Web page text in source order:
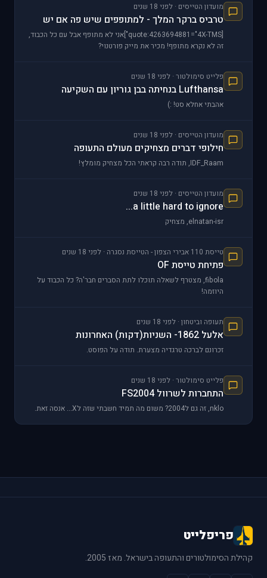
מועדון הטייסים · לפני 18 שנים
טרביס ברקר המלך - למתופפים שיש פה אם יש
[quote:4263694881="4X-TMS"]אני לא מתופף אבל עם כל הכבוד,
זה לא נקרא מתופף! מכיר את מייק פורטנוי?
פלייט סימולטור · לפני 18 שנים
Lufthansa בנחיתה בבן גוריון עם השקיעה
אהבתי אחלא סט! :)
מועדון הטייסים · לפני 18 שנים
חילופי דברים מצחיקים מעולם התעופה
IDF_Raam, תודה רבה קראתי הכל מצחיק מומלץ!
מועדון הטייסים · לפני 18 שנים
a little hard to ignore...
elnatan-isr, מצחיק
טייסת 110 אבירי הצפון - הטייסת נסגרה · לפני 18 שנים
פתיחת טייסת OF
fibola, מצטרף לשאלה תוכלו לתת הסברים חבר'ה? כל הכבוד על
היוזמה!
תעופה וביטחון · לפני 18 שנים
אלעל 1862- השניות(דקות) האחרונות
זכרונם לברכה טרגדיה מצערת. תודה על הפוסט.
פלייט סימולטור · לפני 18 שנים
התחברות לשרוול FS2004
nklo, זה גם ל2004? משום מה תמיד חשבתי שזה לX... אנסה זאת.
פריפלייט
קהילת הסימולטורים והתעופה בישראל. מאז 2005.